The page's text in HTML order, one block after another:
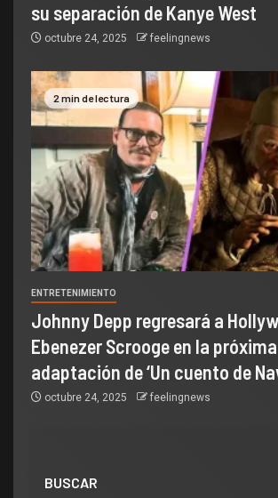
su separación de Kanye West
octubre 24, 2025 feelingnews
2 min de lectura
ENTRETENIMIENTO
Johnny Depp regresará a
Ebenezer Scrooge en la próxima
adaptación de ‘Un cuento de
octubre 24, 2025 feelingnews
BUSCAR